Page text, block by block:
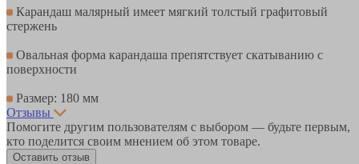
Карандаш малярный имеет мягкий толстый графитовый
стержень
Овальная форма карандаша препятствует скатыванию с
поверхности
Размер: 180 мм
Отзывы
Помогите другим пользователям с выбором — будьте первым,
кто поделится своим мнением об этом товаре.
Оставить отзыв